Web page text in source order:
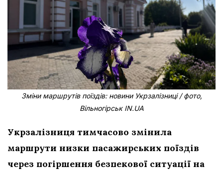
Зміни маршрутів поїздів: новини Укрзалізниці / фото,
Вільногірськ IN.UA
Укрзалізниця тимчасово змінила
маршрути низки пасажирських поїздів
через погіршення безпекової ситуації на